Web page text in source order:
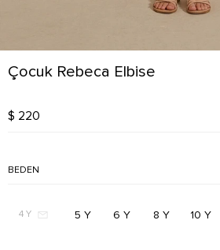
Çocuk Rebeca Elbise
$ 220
BEDEN
4 Y 5 Y 6 Y 8 Y 10 Y